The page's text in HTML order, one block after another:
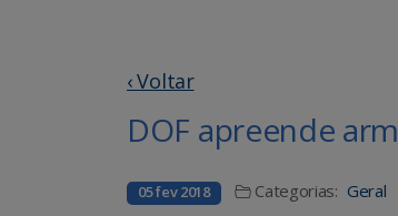
‹ Voltar
DOF apreende
05 fev 2018 Categorias: Geral